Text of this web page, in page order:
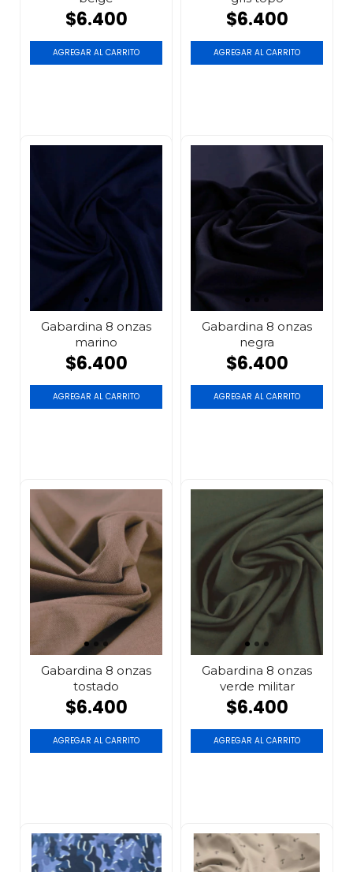
$6.400
AGREGAR AL CARRITO
$6.400
AGREGAR AL CARRITO
Gabardina 8 onzas
marino
$6.400
AGREGAR AL CARRITO
Gabardina 8 onzas
negra
$6.400
AGREGAR AL CARRITO
Gabardina 8 onzas
tostado
$6.400
AGREGAR AL CARRITO
Gabardina 8 onzas
verde militar
$6.400
AGREGAR AL CARRITO